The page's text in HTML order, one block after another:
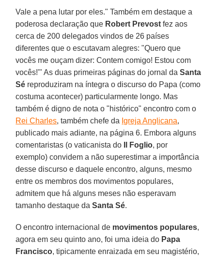
Vale a pena lutar por eles." Também em destaque a
poderosa declaração que Robert Prevost fez aos
cerca de 200 delegados vindos de 26 países
diferentes que o escutavam alegres: "Quero que
vocês me ouçam dizer: Contem comigo! Estou com
vocês!'" As duas primeiras páginas do jornal daSanta
Sé reproduziram na íntegra o discurso do Papa (como
costuma acontecer) particularmente longo. Mas
também é digno de nota o "histórico" encontro com o
Rei Charles, também chefe da Igreja Anglicana,
publicado mais adiante, na página 6. Embora alguns
comentaristas (o vaticanista do
Il Foglio, por
exemplo) convidem a não superestimar a importância
desse discurso e daquele encontro, alguns, mesmo
entre os membros dos movimentos populares,
admitem que há alguns meses não esperavam
tamanho destaque daSanta Sé.
O encontro internacional de movimentos populares,
agora em seu quinto ano, foi uma ideia do Papa
Francisco, tipicamente enraizada em seu magistério,